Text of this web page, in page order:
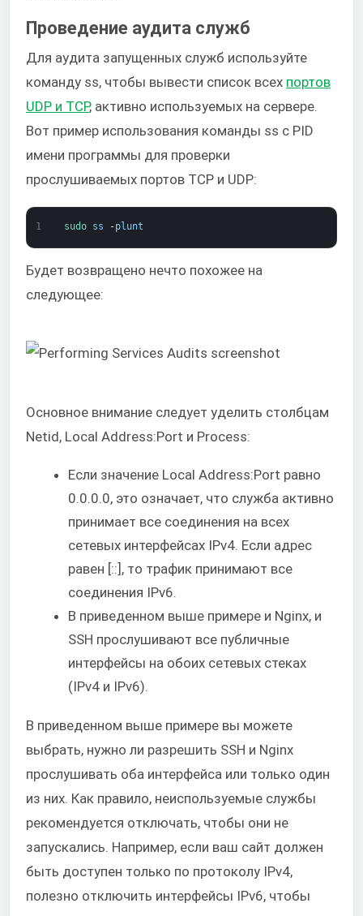
Проведение аудита служб
Для аудита запущенных служб используйте
команду ss, чтобы вывести список всех портов
UDP и TCP, активно используемых на сервере.
Вот пример использования команды ss с PID
имени программы для проверки
прослушиваемых портов TCP и UDP:
1 sudo ss -plunt
Будет возвращено нечто похожее на
следующее:
Основное внимание следует уделить столбцам
Netid, Local Address:Port и Process:
Если значение Local Address:Port равно
0.0.0.0, это означает, что служба активно
принимает все соединения на всех
сетевых интерфейсах IPv4. Если адрес
равен [::], то трафик принимают все
соединения IPv6.
В приведенном выше примере и Nginx, и
SSH прослушивают все публичные
интерфейсы на обоих сетевых стеках
(IPv4 и IPv6).
В приведенном выше примере вы можете
выбрать, нужно ли разрешить SSH и Nginx
прослушивать оба интерфейса или только один
из них. Как правило, неиспользуемые службы
рекомендуется отключать, чтобы они не
запускались. Например, если ваш сайт должен
быть доступен только по протоколу IPv4,
полезно отключить интерфейсы IPv6, чтобы